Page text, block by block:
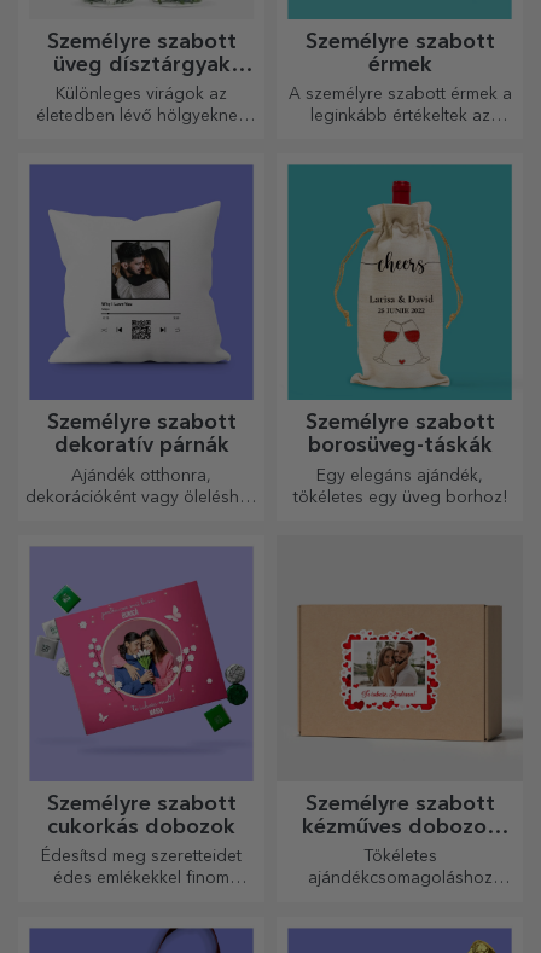
Személyre szabott
üveg dísztárgyak
konzervált virágokkal
Különleges virágok az
életedben lévő hölgyeknek
Személyre szabott
érmek
A személyre szabott érmek a
leginkább értékeltek az
elismerheti az érdemeiket!
Személyre szabott
dekoratív párnák
Ajándék otthonra,
dekorációként vagy öleléshez
Személyre szabott
borosüveg-táskák
Egy elegáns ajándék,
tökéletes egy üveg borhoz!
Személyre szabott
cukorkás dobozok
Édesítsd meg szeretteidet
édes emlékekkel finom
Személyre szabott
kézműves dobozok
matricákkal
Tökéletes
ajándékcsomagoláshoz